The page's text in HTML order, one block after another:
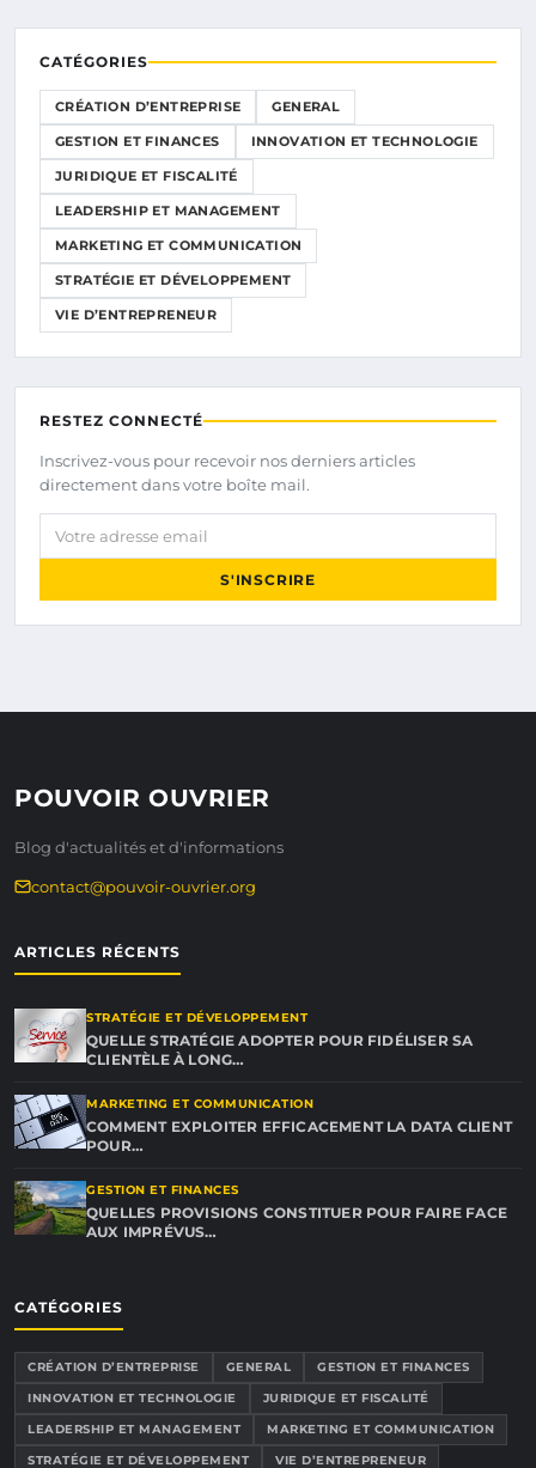
CATÉGORIES
CRÉATION D’ENTREPRISE GENERAL
GESTION ET FINANCES INNOVATION ET TECHNOLOGIE
JURIDIQUE ET FISCALITÉ
LEADERSHIP ET MANAGEMENT
MARKETING ET COMMUNICATION
STRATÉGIE ET DÉVELOPPEMENT
VIE D’ENTREPRENEUR
RESTEZ CONNECTÉ
Inscrivez-vous pour recevoir nos derniers articles
directement dans votre boîte mail.
Votre adresse email
S'INSCRIRE
POUVOIR OUVRIER
Blog d'actualités et d'informations
contact@pouvoir-ouvrier.org
ARTICLES RÉCENTS
STRATÉGIE ET DÉVELOPPEMENT
QUELLE STRATÉGIE ADOPTER POUR FIDÉLISER SA
CLIENTÈLE À LONG…
MARKETING ET COMMUNICATION
COMMENT EXPLOITER EFFICACEMENT LA DATA CLIENT
POUR…
GESTION ET FINANCES
QUELLES PROVISIONS CONSTITUER POUR FAIRE FACE
AUX IMPRÉVUS…
CATÉGORIES
CRÉATION D’ENTREPRISE GENERAL
GESTION ET FINANCES
INNOVATION ET TECHNOLOGIE
JURIDIQUE ET FISCALITÉ
LEADERSHIP ET MANAGEMENT
MARKETING ET COMMUNICATION
STRATÉGIE ET DÉVELOPPEMENT
VIE D’ENTREPRENEUR